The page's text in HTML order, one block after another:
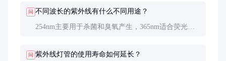
问 不同波长的紫外线有什么不同用途？
254nm主要用于杀菌和臭氧产生，365nm适合荧光检
问 紫外线灯管的使用寿命如何延长？